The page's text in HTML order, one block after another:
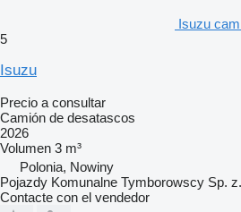
Isuzu
5
Isuzu
Precio a consultar
Camión de desatascos
2026
Volumen 3 m³
Polonia, Nowiny
Pojazdy Komunalne Tymborowscy Sp.
Contacte con el vendedor